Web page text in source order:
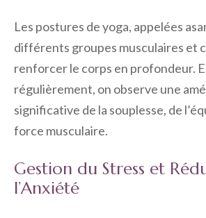
Les postures de yoga, appelées
différents groupes musculaires et
renforcer le corps en profondeur.
régulièrement, on observe une
significative de la souplesse, de
force musculaire.
Gestion du Stress et
l’Anxiété